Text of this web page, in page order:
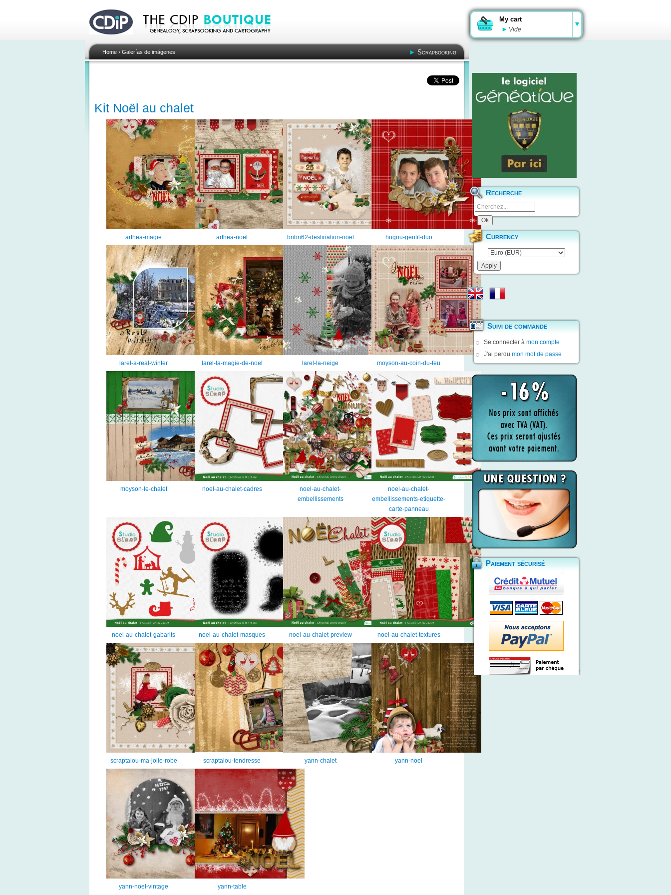
My cart
Vide
Home› Galerías de imágenes Scrapbooking
Kit Noël au chalet
arthea-magie arthea-noel bribri62-destination-noel hugou-gentil-duo
larel-a-real-winter larel-la-magie-de-noel larel-la-neige moyson-au-coin-du-feu
moyson-le-chalet noel-au-chalet-cadres
noel-au-chalet-
embellissements
noel-au-chalet-
embellissements-etiquette-
carte-panneau
noel-au-chalet-gabarits noel-au-chalet-masques noel-au-chalet-preview noel-au-chalet-textures
scraptalou-ma-jolie-robe scraptalou-tendresse yann-chalet yann-noel
yann-noel-vintage yann-table
Recherche
Currency
Suivi de commande
Se connecter à mon compte
J'ai perdu mon mot de passe
Paiement sécurisé